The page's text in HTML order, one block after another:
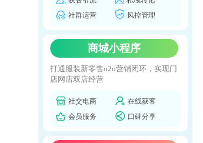
社群运营
风控管理
商城小程序
打通服装新零售o2o营销闭环，实现门
店网店双店经营
社交电商
在线获客
会员服务
口碑分享